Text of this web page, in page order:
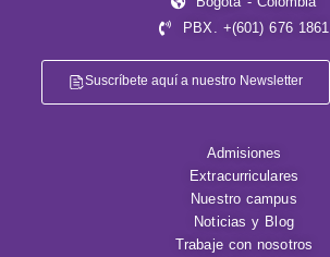
PBX. +(601) 676 1861
Suscríbete aquí a nuestro Newsletter
Admisiones
Extracurriculares
Nuestro campus
Noticias y Blog
Trabaje con nosotros